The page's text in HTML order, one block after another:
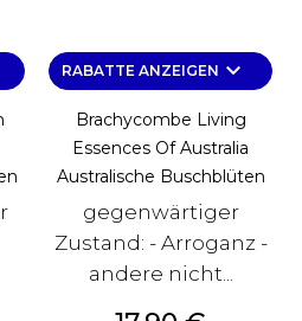
RABATTE ANZEIGEN keyboard_arrow_down
Brachycombe Living
Essences Of Australia
Australische Buschblüten
gegenwärtiger
Zustand: - Arroganz -
andere nicht...